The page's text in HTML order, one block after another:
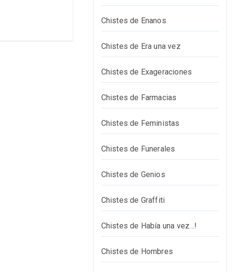
Chistes de Enanos
Chistes de Era una vez
Chistes de Exageraciones
Chistes de Farmacias
Chistes de Feministas
Chistes de Funerales
Chistes de Genios
Chistes de Graffiti
Chistes de Había una vez…!
Chistes de Hombres